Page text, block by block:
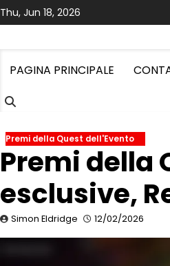
Skip
to
Thu, Jun 18, 2026
PAGINA PRINCIPALE
Premi della Quest dell'Evento
Premi della
esclusive,
Simon Eldridge 12/02/2026